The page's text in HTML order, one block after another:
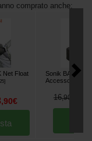
comprato anche:
Net Float
]
,90€
Sonik BANK-
Accessory
16,90